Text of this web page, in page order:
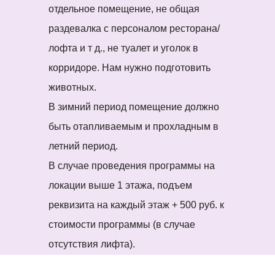
отдельное помещение, не общая
раздевалка с персоналом ресторана/
лофта и т д., не туалет и уголок в
корридоре. Нам нужно подготовить
животных.
В зимний период помещение должно
быть отапливаемым и прохладным в
летний период.
В случае проведения программы на
локации выше 1 этажа, подъем
реквизита на каждый этаж + 500 руб. к
стоимости программы (в случае
отсутствия лифта).